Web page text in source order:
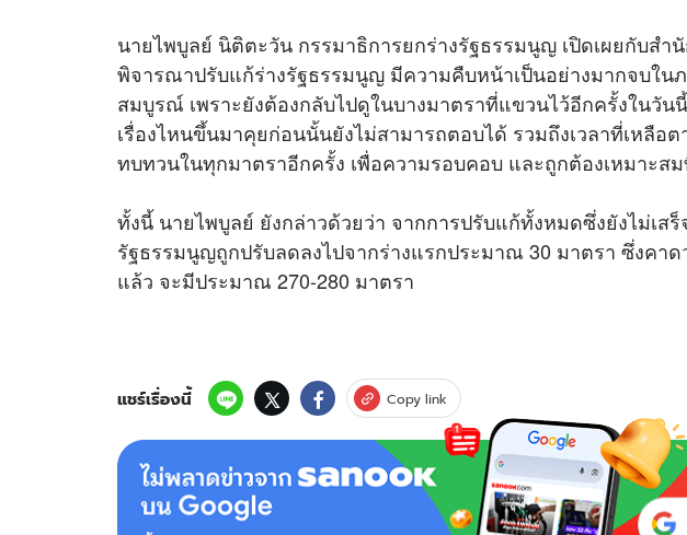
นายไพบูลย์ นิติตะวัน กรรมาธิการยกร่างรัฐธรรมนูญ เปิดเผยกับสำ
พิจารณาปรับแก้ร่างรัฐธรรมนูญ มีความคืบหน้าเป็นอย่างมากจบใน
สมบูรณ์ เพราะยังต้องกลับไปดูในบางมาตราที่แขวนไว้อีกครั้งในวัน
เรื่องไหนขึ้นมาคุยก่อนนั้นยังไม่สามารถตอบได้ รวมถึงเวลาที่เหลือต
ทบทวนในทุกมาตราอีกครั้ง เพื่อความรอบคอบ และถูกต้องเหมาะส
ทั้งนี้ นายไพบูลย์ ยังกล่าวด้วยว่า จากการปรับแก้ทั้งหมดซึ่งยังไม่เส
รัฐธรรมนูญถูกปรับลดลงไปจากร่างแรกประมาณ 30 มาตรา ซึ่งคาด
แล้ว จะมีประมาณ 270-280 มาตรา
แชร์เรื่องนี้ Copy link